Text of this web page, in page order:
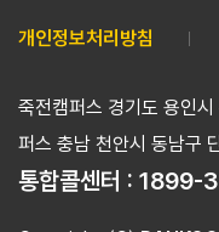
개인정보처리방침
죽전캠퍼스 경기도 용인
퍼스 충남 천안시 동남구
통합콜센터 : 1899-